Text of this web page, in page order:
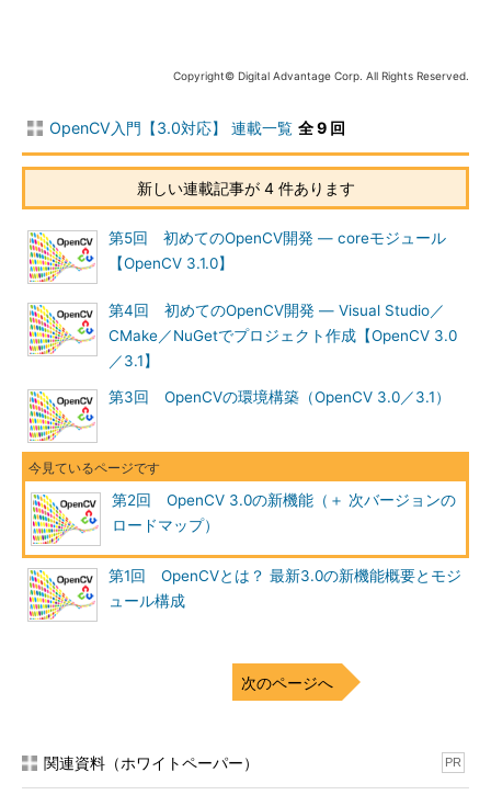
Copyright© Digital Advantage Corp. All Rights Reserved.
OpenCV入門【3.0対応】 連載一覧 全 9 回
新しい連載記事が 4 件あります
第5回 初めてのOpenCV開発 ― coreモジュール
【OpenCV 3.1.0】
第4回 初めてのOpenCV開発 ― Visual Studio／
CMake／NuGetでプロジェクト作成【OpenCV 3.0
／3.1】
第3回 OpenCVの環境構築（OpenCV 3.0／3.1）
第2回 OpenCV 3.0の新機能（＋ 次バージョンの
ロードマップ）
第1回 OpenCVとは？ 最新3.0の新機能概要とモジ
ュール構成
次のページへ
関連資料（ホワイトペーパー） PR